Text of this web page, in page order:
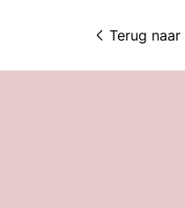
Terug naar